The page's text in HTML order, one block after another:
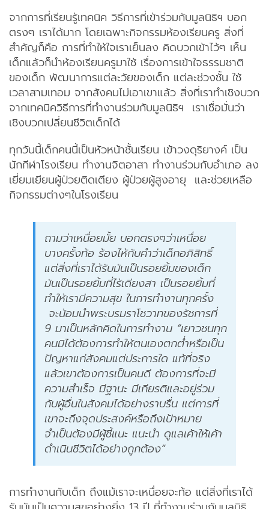
จากการที่เรียนรู้เทคนิค วิธีการที่เข้าร่วมกับมูลนิธิฯ บอก
ตรงๆ เราได้มาก โดยเฉพาะกิจกรรมห้องเรียนครู สิ่งที่
สำคัญก็คือ การที่ทำให้ใจเราเย็นลง คิดบวกเข้าไว้ๆ เห็น
เด็กแล้วก็นำห้องเรียนครูมาใช้ เรื่องการเข้าใจธรรมชาติ
ของเด็ก พัฒนาการแต่ละวัยของเด็ก แต่ละช่วงชั้น ใช้
เวลาสามเทอม จากสังคมไม่เอาเขาแล้ว สิ่งที่เราทำเชิงบวก
จากเทคนิควิธีการที่ทำงานร่วมกับมูลนิธิฯ เราเชื่อมั่นว่า
เชิงบวกเปลี่ยนชีวิตเด็กได้
ทุกวันนี้เด็กคนนี้เป็นหัวหน้าชั้นเรียน เข้าวงดุริยางค์ เป็น
นักกีฬาโรงเรียน ทำงานจิตอาสา ทำงานร่วมกับอำเภอ ลง
เยี่ยมเยียนผู้ป่วยติดเตียง ผู้ป่วยผู้สูงอายุ และช่วยเหลือ
กิจกรรมต่างๆในโรงเรียน
ถามว่าเหนื่อยมั้ย บอกตรงๆว่าเหนื่อย
บางครั้งท้อ ร้องไห้กับคำว่าเด็กอภิสิทธิ์
แต่สิ่งที่เราได้รับมันเป็นรอยยิ้มของเด็ก
มันเป็นรอยยิ้มที่ไร้เดียงสา เป็นรอยยิ้มที่
ทำให้เรามีความสุข ในการทำงานทุกครั้ง
จะน้อมนำพระบรมราโชวาทของรัชการที่
9 มาเป็นหลักคิดในการทำงาน “เยาวชนทุก
คนมิได้ต้องการทำให้ตนเองตกต่ำหรือเป็น
ปัญหาแก่สังคมแต่ประการใด แท้ที่จริง
แล้วเขาต้องการเป็นคนดี ต้องการที่จะมี
ความสำเร็จ มีฐานะ มีเกียรติและอยู่ร่วม
กับผู้อื่นในสังคมได้อย่างราบรื่น แต่การที่
เขาจะถึงจุดประสงค์หรือถึงเป้าหมาย
จำเป็นต้องมีผู้ชี้แนะ แนะนำ ดูแลเค้าให้เค้า
ดำเนินชีวิตได้อย่างถูกต้อง”
การทำงานกับเด็ก ถึงแม้เราจะเหนื่อยจะท้อ แต่สิ่งที่เราได้